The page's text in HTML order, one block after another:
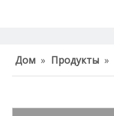
Дом » Продукты »